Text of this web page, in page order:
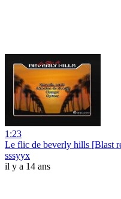
1:23
Le flic de beverly hills [Blast
sssyyx
il y a 14 ans